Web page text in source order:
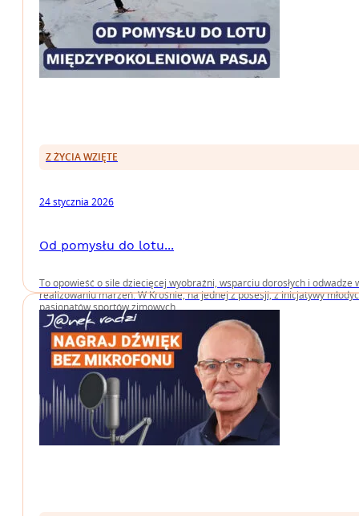
Z ŻYCIA WZIĘTE
24 stycznia 2026
Od pomysłu do lotu...
To opowieść o sile dziecięcej wyobraźni, wsparciu dorosłych i odwadze
realizowaniu marzeń. W Krośnie, na jednej z posesji, z inicjatywy
pasjonatów sportów zimowych....